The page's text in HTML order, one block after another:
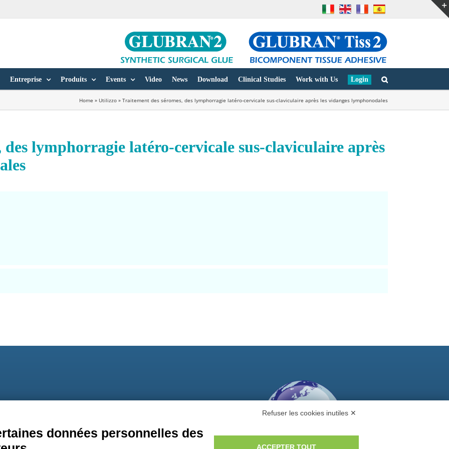
Entreprise Produits Events Video News Download Clinical Studies Work with Us Login
Home » Utilizzo » Traitement des séromes, des lymphorragie latéro-cervicale sus-claviculaire après les vidanges lymphonodales
des lymphorragie latéro-cervicale sus-claviculaire après
Refuser les cookies inutiles ✕
données personnelles des
ACCEPTER TOUT